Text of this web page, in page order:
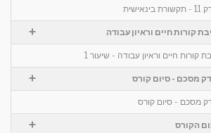
קורות חיים וראיון עבודה +
קורות חיים וראיון עבודה - שיעור 1
מסכם - סיום קורס +
מסכם - סיום קורס
הקורס +